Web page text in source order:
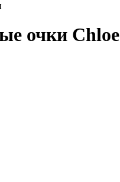
очки Chloe